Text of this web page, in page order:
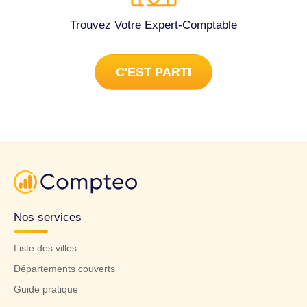
Trouvez Votre Expert-Comptable
C'EST PARTI
Nos services
Liste des villes
Départements couverts
Guide pratique